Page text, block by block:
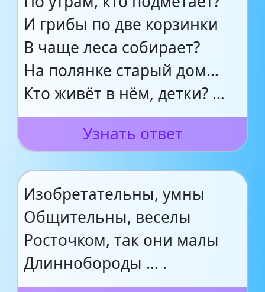
И грибы по две корзинки
В чаще леса собирает?
На полянке старый дом…
Кто живёт в нём, детки? …
Узнать ответ
Изобретательны, умны
Общительны, веселы
Росточком, так они малы
Длиннобороды … .